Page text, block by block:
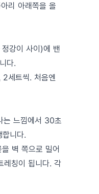
리 아래쪽을 올
강이 사이)에 밴
다.
세트씩. 처음엔
는 느낌에서 30초
니다.
벽 쪽으로 밀어
레칭이 됩니다. 각